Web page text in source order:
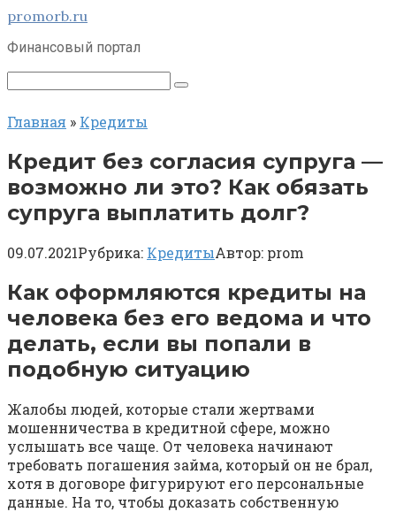
Перейти
контенту
promorb.ru
Финансовый портал
Поиск:
Главная » Кредиты
Кредит без согласия супруга —
возможно ли это? Как обязать
супруга выплатить долг?
09.07.2021Рубрика: КредитыАвтор: prom
Как оформляются кредиты на
человека без его ведома и что
делать, если вы попали в
подобную ситуацию
Жалобы людей, которые стали жертвами
мошенничества в кредитной сфере, можно
услышать все чаще. От человека начинают
требовать погашения займа, который он не брал,
хотя в договоре фигурируют его персональные
данные. На то, чтобы доказать собственную